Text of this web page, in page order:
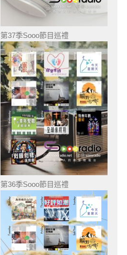
第37季Sooo節目巡禮
第36季Sooo節目巡禮